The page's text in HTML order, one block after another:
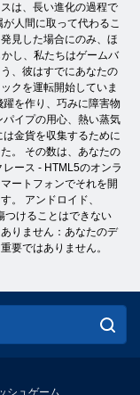
は、長い進化の過程で
人間に取って代わるこ
見した場合にのみ、ほ
し、私たちはゲームバ
、彼はすでにあなたの
クを運転開始していま
を作り、巧みに障害物
イプの用心、熱い蒸気
金貨を収集するために
。 その数は、あなたの
ース - HTML5のオンラ
ートフォンでそれを開
。 アンドロイド、
つけることはできない
りません：あなたのデ
要ではありません。